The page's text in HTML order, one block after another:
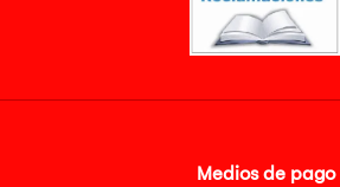
Medios de pago